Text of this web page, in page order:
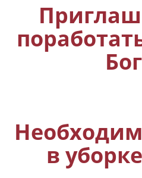
в